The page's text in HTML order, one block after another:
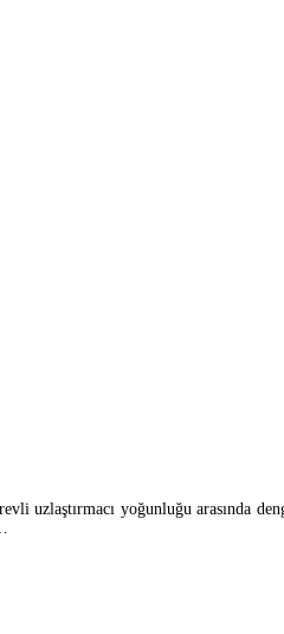
uzlaştırmacı yoğunluğu arasında